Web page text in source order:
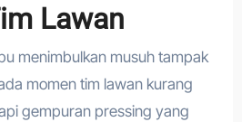
Lawan
menimbulkan musuh tampak
momen tim lawan kurang
gempuran pressing yang